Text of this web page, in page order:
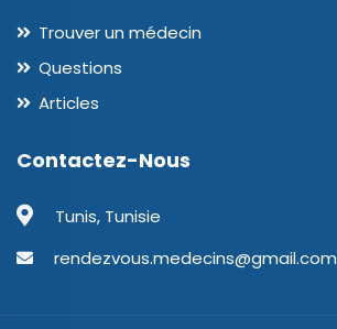
Trouver un médecin
Questions
Articles
Contactez-Nous
Tunis, Tunisie
rendezvous.medecins@gmail.com